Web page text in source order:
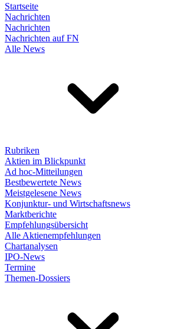
Startseite
Nachrichten
Nachrichten
Nachrichten auf FN
Alle News
Rubriken
Aktien im Blickpunkt
Ad hoc-Mitteilungen
Bestbewertete News
Meistgelesene News
Konjunktur- und Wirtschaftsnews
Marktberichte
Empfehlungsübersicht
Alle Aktienempfehlungen
Chartanalysen
IPO-News
Termine
Themen-Dossiers